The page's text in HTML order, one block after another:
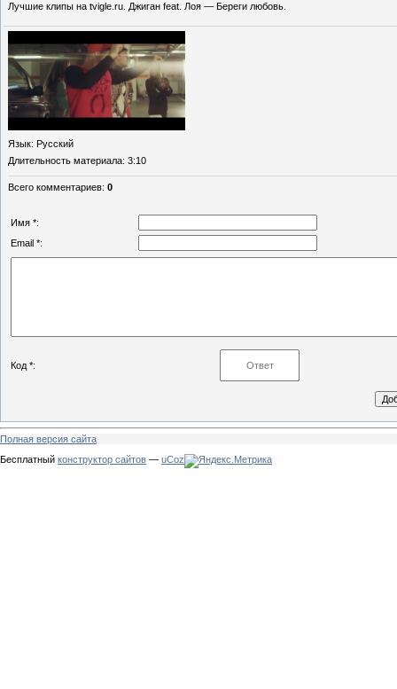
Лучшие клипы на tvigle.ru. Джиган feat. Лоя — Береги любовь.
Язык: Русский
Длительность материала: 3:10
Всего комментариев: 0
Имя *:
Email *:
Код *:
Полная версия сайта
Бесплатный конструктор сайтов — uCoz